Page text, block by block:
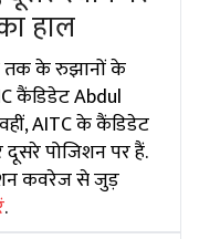
हाल
तक के रुझानों के
कैंडिडेट Abdul
AITC के कैंडिडेट
पोजिशन पर हैं.
कवरेज से जुड़
.